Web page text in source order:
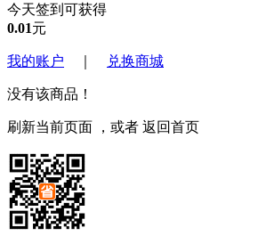
今天签到可获得
0.01元
我的账户 兑换商城
没有该商品！
刷新当前页面 ，或者 返回首页